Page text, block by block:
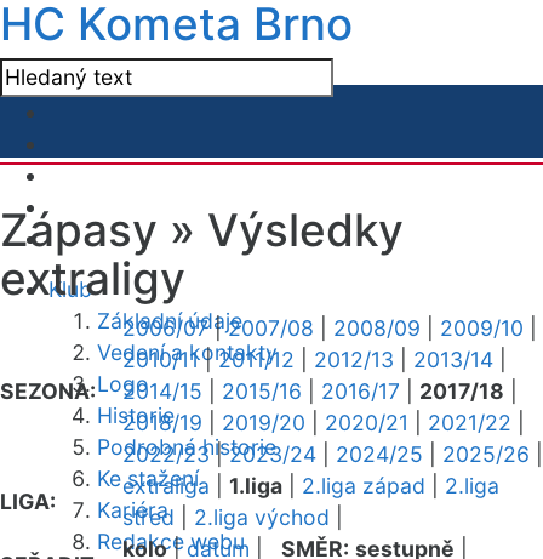
HC Kometa Brno
Klub
Základní údaje
Vedení a kontakty
Logo
Historie
Podrobná historie
Ke stažení
Kariéra
Redakce webu
Zápasy » Výsledky
extraligy
SEZONA:
2006/07|2007/08 2008/09 2009/10
2010/11|2011/12 2012/13 2013/14
2014/15
2015/16 2016/17 2017/18
2018/19
2019/20 2020/21 2021/22
2022/23|2023/24 2024/25 2025/26
LIGA:
extraliga 1.liga 2.liga západ
2.liga
střed
2.liga východ
kolo|datum SMĚR: sestupně